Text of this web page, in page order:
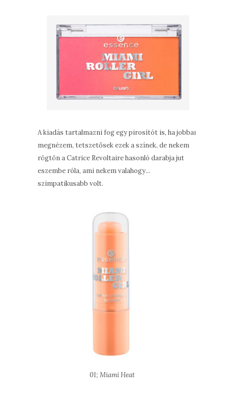
A kiadás tartalmazni fog egy pirosítót is, ha jobban
megnézem, tetszetősek ezek a színek, de nekem
rögtön a Catrice Revoltaire hasonló darabja jut
eszembe róla, ami nekem valahogy...
szimpatikusabb volt.
01; Miami Heat